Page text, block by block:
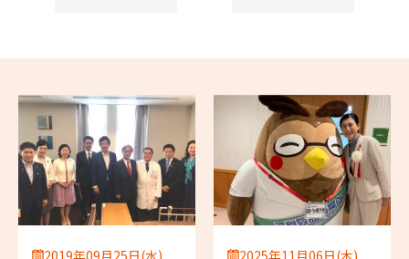
2019年09月25日(水) 2025年11月06日(木)